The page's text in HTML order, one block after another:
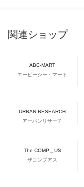
関連ショップ
ABC-MART
エービーシー・マート
URBAN RESEARCH
アーバンリサーチ
The COMP＿US
ザコンプアス